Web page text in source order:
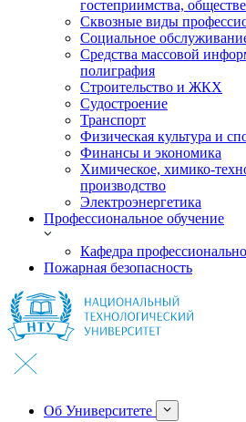
гостеприимства,
Сквозные виды
Социальное
Средства массовой
полиграфия
Строительство и ЖКХ
Судостроение
Транспорт
Физическая культура и
Финансы и экономика
Химическое, химико-
производство
Электроэнергетика
Профессиональное обучение
Кафедра
Пожарная безопасность
Об Университете